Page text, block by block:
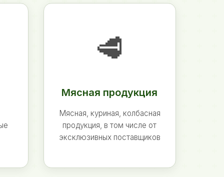
🥩
Мясная продукция
Мясная, куриная, колбасная
продукция, в том числе от
эксклюзивных поставщиков